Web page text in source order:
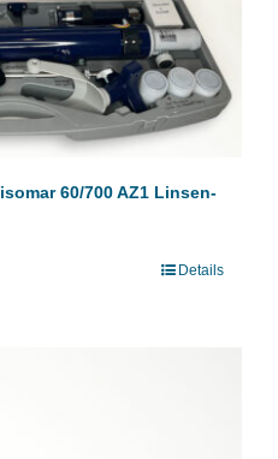
60/700 AZ1 Linsen-
Details